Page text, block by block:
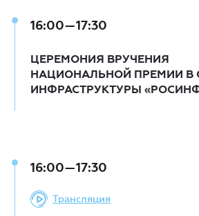
16:00—17:30
ЦЕРЕМОНИЯ ВРУЧЕНИЯ
НАЦИОНАЛЬНОЙ ПРЕМИИ В
ИНФРАСТРУКТУРЫ
16:00—17:30
Трансляция